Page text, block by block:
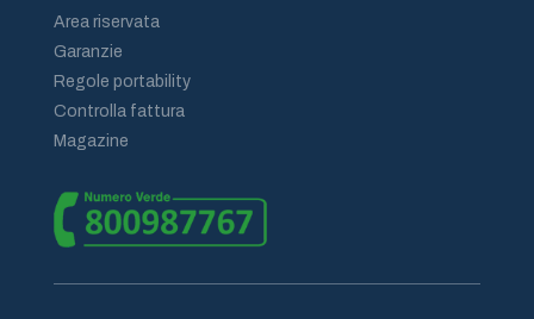
Area riservata
Garanzie
Regole portability
Controlla fattura
Magazine